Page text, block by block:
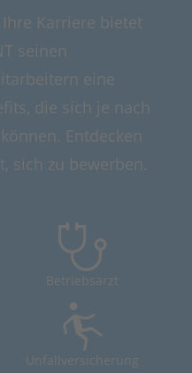
Karriere bietet
seinen
eine
die sich je nach
Entdecken
sich zu bewerben.
Betriebsarzt
Unfallversicherung